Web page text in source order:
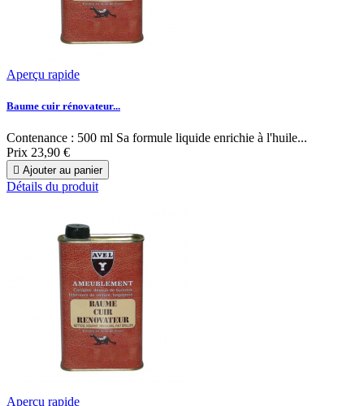
Aperçu rapide
Baume cuir rénovateur...
Contenance : 500 ml Sa formule liquide enrichie à l'huile...
Prix 23,90 €
 Ajouter au panier
Détails du produit
Aperçu rapide